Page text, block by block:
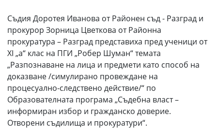
Съдия Доротея Иванова от Районен съд - Разград и
прокурор Зорница Цветкова от Районна
прокуратура – Разград представиха пред ученици от
ХІ „а“ клас на ПГИ „Робер Шуман“ темата
„Разпознаване на лица и предмети като способ на
доказване /симулирано провеждане на
процесуално-следствено действие/“ по
Образователната програма „Съдебна власт –
информиран избор и гражданско доверие.
Отворени съдилища и прокуратури“.